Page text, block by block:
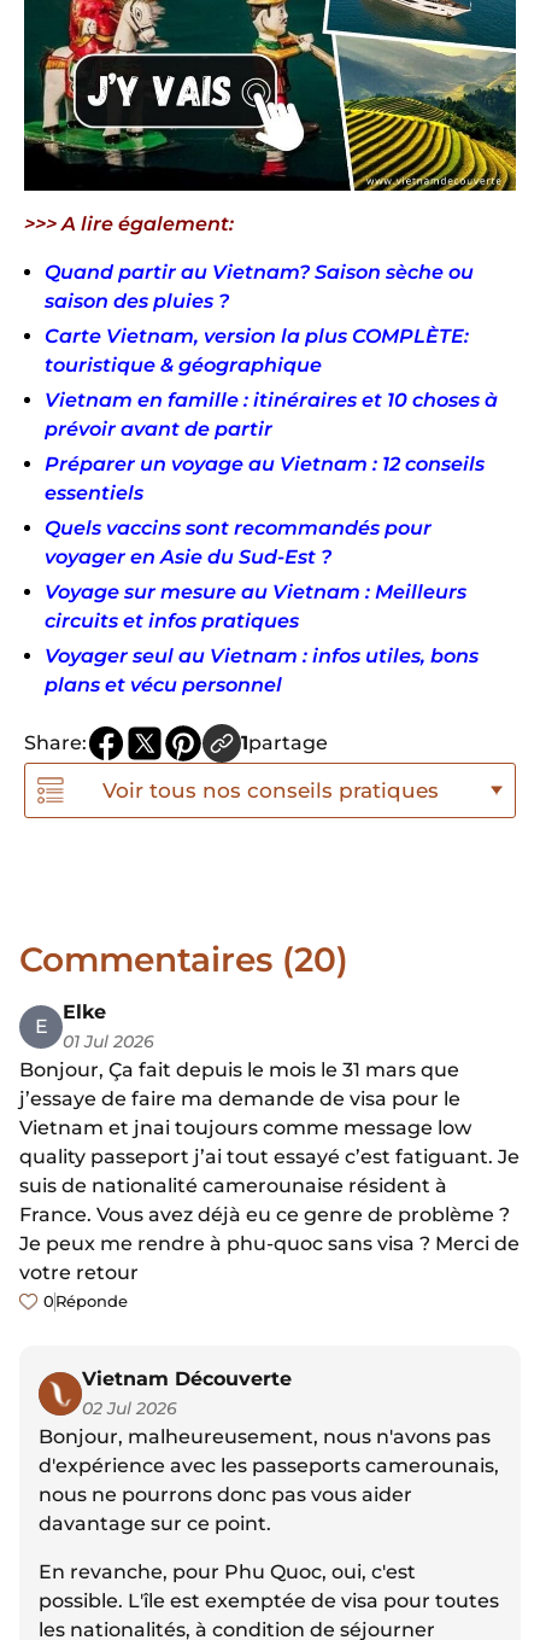
>>> A lire également:
Quand partir au Vietnam? Saison sèche ou
saison des pluies ?
Carte Vietnam, version la plus COMPLÈTE:
touristique & géographique
Vietnam en famille : itinéraires et 10 choses à
prévoir avant de partir
Préparer un voyage au Vietnam : 12 conseils
essentiels
Quels vaccins sont recommandés pour
voyager en Asie du Sud-Est ?
Voyage sur mesure au Vietnam : Meilleurs
circuits et infos pratiques
Voyager seul au Vietnam : infos utiles, bons
plans et vécu personnel
Share: 1partage
Voir tous nos conseils pratiques
Commentaires (20)
E
Elke
01 Jul 2026
Bonjour, Ça fait depuis le mois le 31 mars que
j’essaye de faire ma demande de visa pour le
Vietnam et jnai toujours comme message low
quality passeport j’ai tout essayé c’est fatiguant. Je
suis de nationalité camerounaise résident à
France. Vous avez déjà eu ce genre de problème ?
Je peux me rendre à phu-quoc sans visa ? Merci de
votre retour
0 Réponde
Vietnam Découverte
02 Jul 2026
Bonjour, malheureusement, nous n'avons pas
d'expérience avec les passeports camerounais,
nous ne pourrons donc pas vous aider
davantage sur ce point.
En revanche, pour Phu Quoc, oui, c'est
possible. L'île est exemptée de visa pour toutes
les nationalités, à condition de séjourner